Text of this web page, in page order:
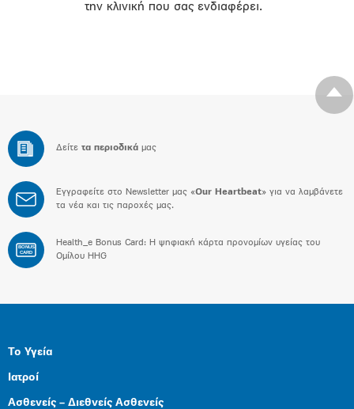
την κλινική που σας ενδιαφέρει.
Δείτε τα περιοδικά μας
Εγγραφείτε στο Newsletter μας «Our Heartbeat» για να λαμβάνετε
τα νέα και τις παροχές μας.
BONUS
CARD
Health_e Bonus Card: H ψηφιακή κάρτα προνομίων υγείας του
Ομίλου HHG
Το Υγεία
Ιατροί
Ασθενείς – Διεθνείς Ασθενείς